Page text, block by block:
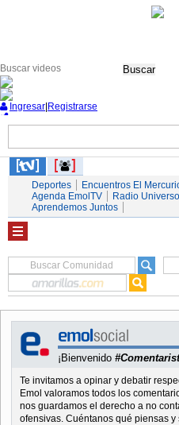
Buscar
Ingresar Registrarse
Deportes Encuentros El
Agenda EmolTV
Radio Universo
Aprendemos Juntos
¡Bienvenido
Te invitamos a opinar y debatir
Emol valoramos todos los
nos guardamos el derecho a no
ofensivas. Cuéntanos qué piensas